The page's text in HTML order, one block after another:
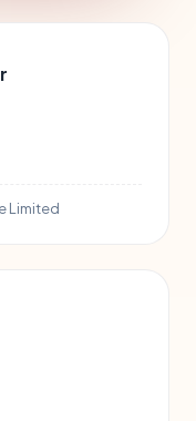
Limited